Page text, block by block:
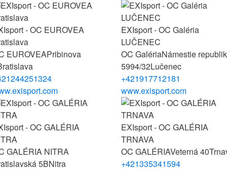
- OC EUROVEA
EUROVEAPribinova
EXIsport - OC Galéria
LUČENEC
OC GalériaNámestie
5994/32Lučenec
+421917712181
www.exisport.com
- OC GALÉRIA
GALÉRIA NITRA
5BNitra
EXIsport - OC GALÉRIA
TRNAVA
OC GALÉRIAVeterná 40
+421335341594